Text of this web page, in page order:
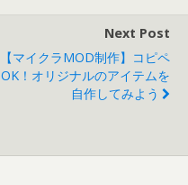
Next Post
【マイクラMOD制作】コピペ
OK！オリジナルのアイテムを
自作してみよう